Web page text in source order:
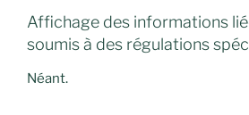
Affichage des informations
soumis à des régulations
Néant.